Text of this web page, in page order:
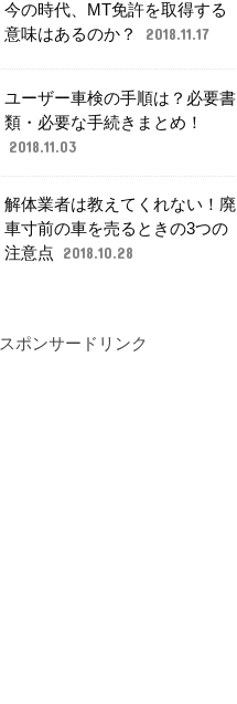
今の時代、MT免許を取得する
意味はあるのか？
2018.11.17
ユーザー車検の手順は？必要書
類・必要な手続きまとめ！
2018.11.03
解体業者は教えてくれない！廃
車寸前の車を売るときの3つの
注意点
2018.10.28
スポンサードリンク